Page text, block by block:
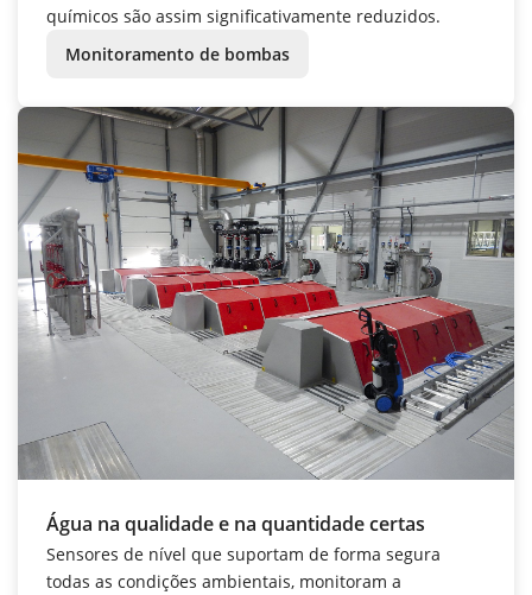
químicos são assim significativamente reduzidos.
Monitoramento de bombas
Água na qualidade e na quantidade certas
Sensores de nível que suportam de forma segura
todas as condições ambientais, monitoram a